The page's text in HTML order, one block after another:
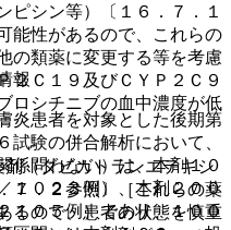
報
患者を対象とした後期第
試験の併合解析において、
係問わない）は、本剤１０
１０２３例）、本剤２００
１０５例）であり、１００
ピシン等）〔１６．７．１
能性があるので、これらの
の類薬に変更する等を考慮
２Ｃ１９及びＣＹＰ２Ｃ９
ロシチニブの血中濃度が低
（ダビガトランエテキシ
７．２参照〕［これらの薬
るので、患者の状態を慎重